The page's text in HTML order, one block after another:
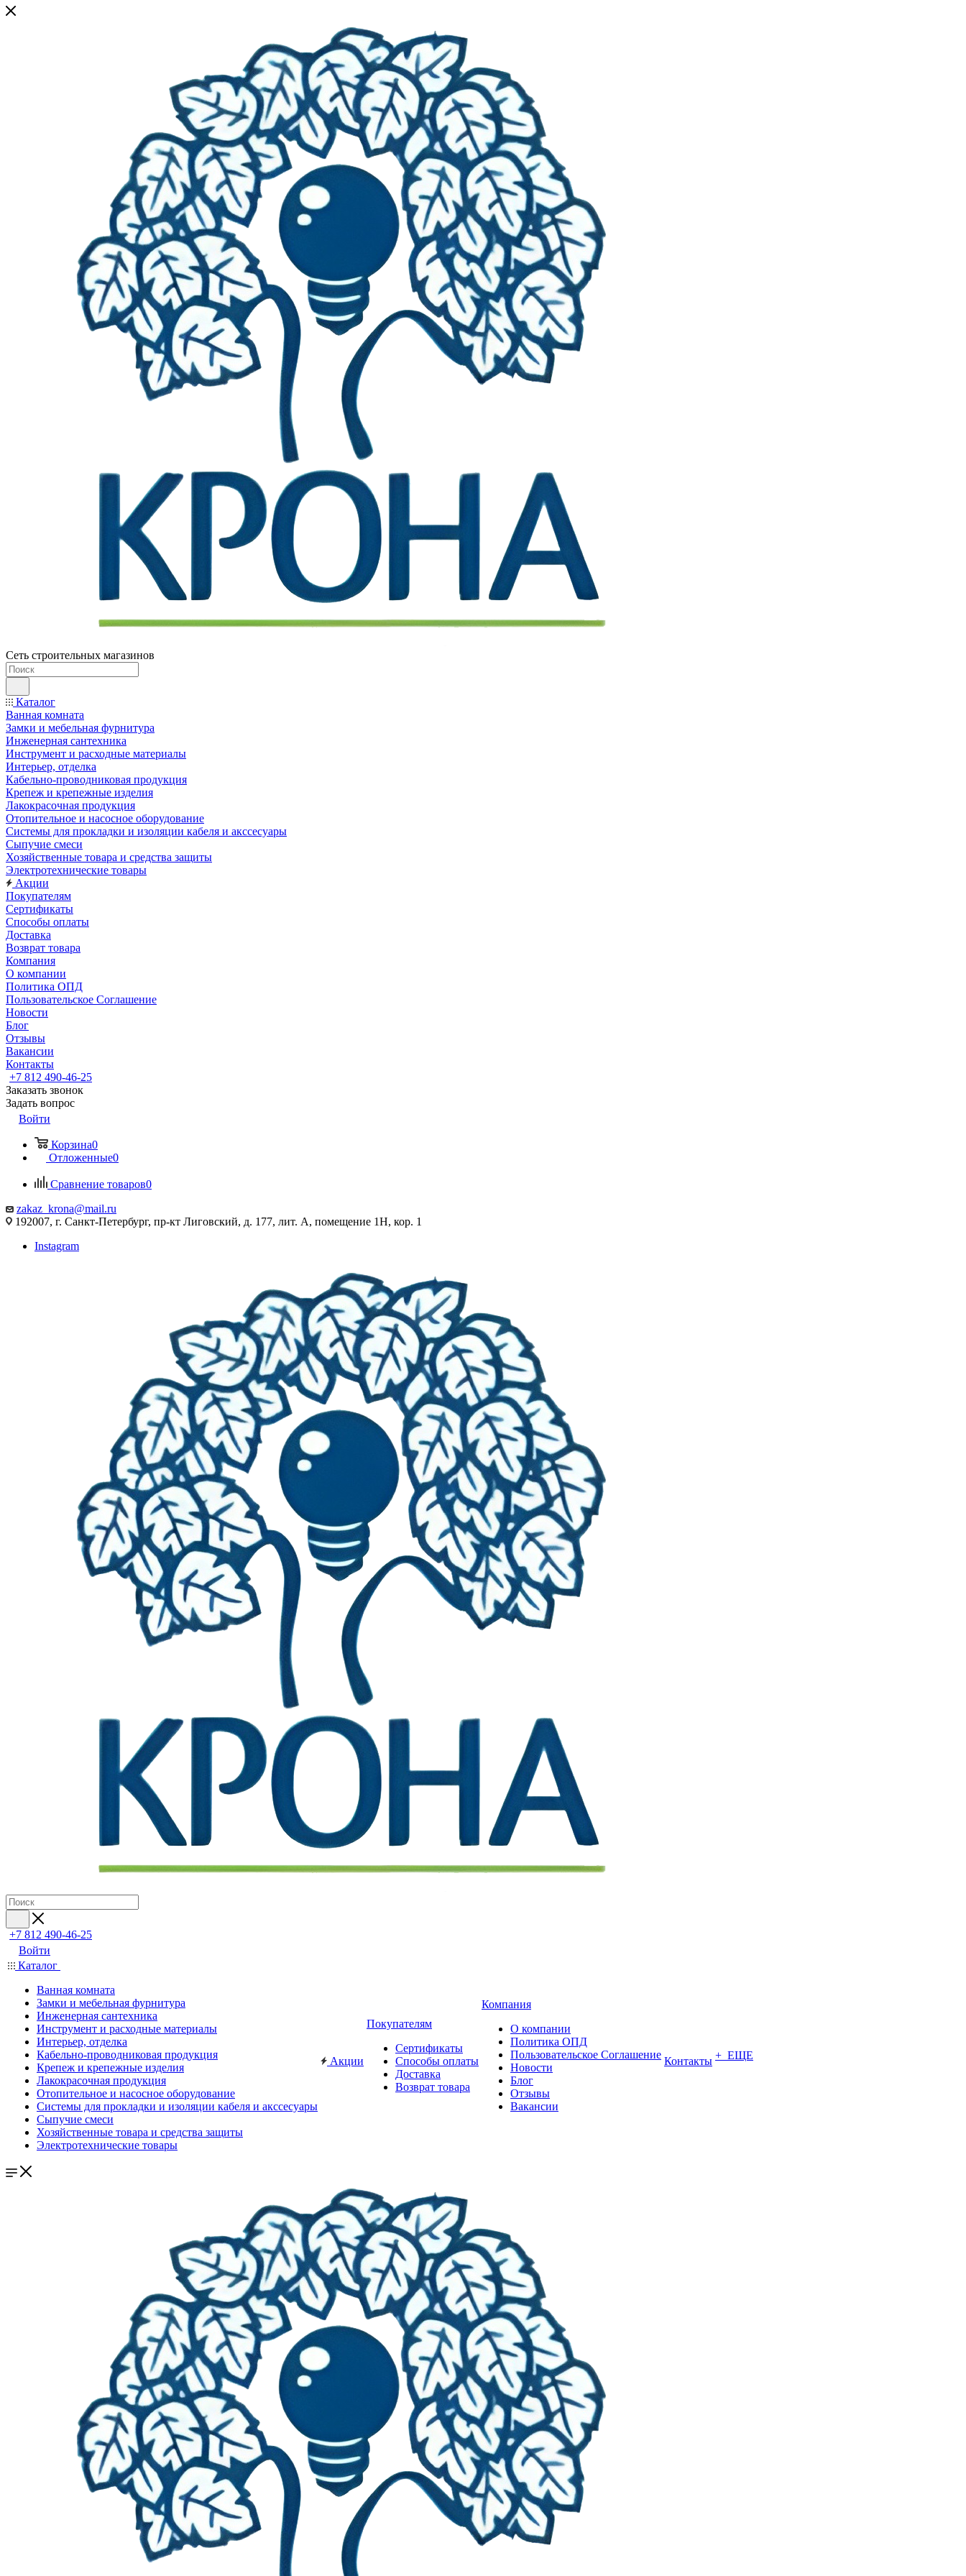
Сеть строительных магазинов
Каталог
Ванная комната
Замки и мебельная фурнитура
Инженерная сантехника
Инструмент и расходные материалы
Интерьер, отделка
Кабельно-проводниковая продукция
Крепеж и крепежные изделия
Лакокрасочная продукция
Отопительное и насосное оборудование
Системы для прокладки и изоляции кабеля и акссесуары
Сыпучие смеси
Хозяйственные товара и средства защиты
Электротехнические товары
Акции
Покупателям
Сертификаты
Способы оплаты
Доставка
Возврат товара
Компания
О компании
Политика ОПД
Пользовательское Соглашение
Новости
Блог
Отзывы
Вакансии
Контакты
+7 812 490-46-25
Заказать звонок
Задать вопрос
Войти
Корзина0
Отложенные0
Сравнение товаров0
zakaz_krona@mail.ru
192007, г. Санкт-Петербург, пр-кт Лиговский, д. 177, лит. А, помещение 1Н, кор. 1
Instagram
+7 812 490-46-25
Войти
Каталог
Ванная комната
Замки и мебельная фурнитура
Инженерная сантехника
Инструмент и расходные материалы
Интерьер, отделка
Кабельно-проводниковая продукция
Крепеж и крепежные изделия
Лакокрасочная продукция
Отопительное и насосное оборудование
Системы для прокладки и изоляции кабеля и акссесуары
Сыпучие смеси
Хозяйственные товара и средства защиты
Электротехнические товары
Акции
Покупателям
Сертификаты
Способы оплаты
Доставка
Возврат товара
Компания
О компании
Политика ОПД
Пользовательское Соглашение
Новости
Блог
Отзывы
Вакансии
Контакты + ЕЩЕ